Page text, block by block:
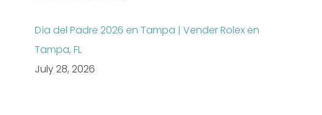
Día del Padre 2026 en Tampa | Vender Rolex en
Tampa, FL
July 28, 2026